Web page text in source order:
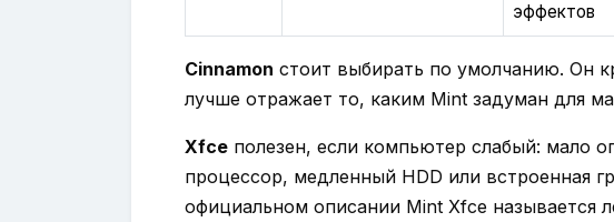
эффектов
Cinnamon стоит выбирать по умолчанию. Он
лучше отражает то, каким Mint задуман для
Xfce полезен, если компьютер слабый: мало
процессор, медленный HDD или встроенная
официальном описании Mint Xfce называется